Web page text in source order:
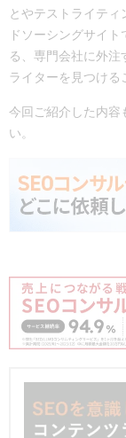
とやテストライテ
ドソーシングサイ
る、専門会社に外
ライターを見つける
今回ご紹介した内容
い。